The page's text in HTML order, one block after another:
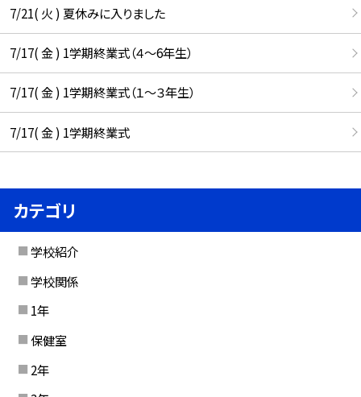
7/21( 火 ) 夏休みに入りました
7/17( 金 ) 1学期終業式（４～6年生）
7/17( 金 ) 1学期終業式（１～３年生）
7/17( 金 ) 1学期終業式
カテゴリ
学校紹介
学校関係
1年
保健室
2年